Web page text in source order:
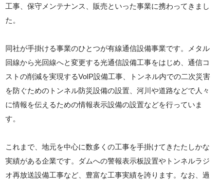
工事、保守メンテナンス、販売といった事業に携わってきまし
た。
同社が手掛ける事業のひとつが有線通信設備事業です。メタル
回線から光回線へと変更する光通信設備工事をはじめ、通信コ
ストの削減を実現するVoIP設備工事、トンネル内での二次災害
を防ぐためのトンネル防災設備の設置、河川や道路などで人々
に情報を伝えるための情報表示設備の設置などを行っていま
す。
これまで、地元を中心に数多くの工事を手掛けてきたたしかな
実績がある企業です。ダムへの警報表示板設置やトンネルラジ
オ再放送設備工事など、豊富な工事実績を誇ります。なお、過